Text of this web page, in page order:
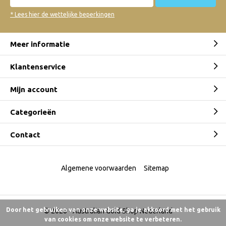
* Lees hier de wettelijke beperkingen
Meer informatie
Klantenservice
Mijn account
Categorieën
Contact
© 2026 -Australian Gold Shop Nederland
Algemene voorwaarden Sitemap
Door het gebruiken van onze website, ga je akkoord met het gebruik
van cookies om onze website te verbeteren.